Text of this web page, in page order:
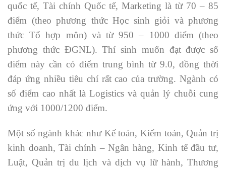
quốc tế, Tài chính Quốc tế, Marketing là từ 70 – 85
điểm (theo phương thức Học sinh giỏi và phương
thức Tổ hợp môn) và từ 950 – 1000 điểm (theo
phương thức ĐGNL). Thí sinh muốn đạt được số
điểm này cần có điểm trung bình từ 9.0, đồng thời
đáp ứng nhiều tiêu chí rất cao của trường. Ngành có
số điểm cao nhất là Logistics và quản lý chuỗi cung
ứng với 1000/1200 điểm.
Một số ngành khác như Kế toán, Kiểm toán, Quản trị
kinh doanh, Tài chính – Ngân hàng, Kinh tế đầu tư,
Luật, Quản trị du lịch và dịch vụ lữ hành, Thương